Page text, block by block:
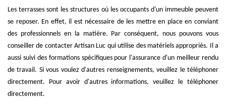
Les terrasses sont les structures où les occupants d'un immeuble peuvent
se reposer. En effet, il est nécessaire de les mettre en place en conviant
des professionnels en la matière. Par conséquent, nous pouvons vous
conseiller de contacter Artisan Luc qui utilise des matériels appropriés. Il a
aussi suivi des formations spécifiques pour l'assurance d'un meilleur rendu
de travail. Si vous voulez d'autres renseignements, veuillez le téléphoner
directement. Pour avoir d'autres informations, veuillez le téléphoner
directement.